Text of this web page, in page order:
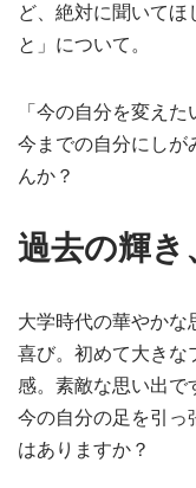
ど、絶対に聞いてほ
と」について。
「今の自分を変え
今までの自分にしが
んか？
過去の輝き
大学時代の華やかな
喜び。初めて大きな
感。素敵な思い出で
今の自分の足を引
はありますか？